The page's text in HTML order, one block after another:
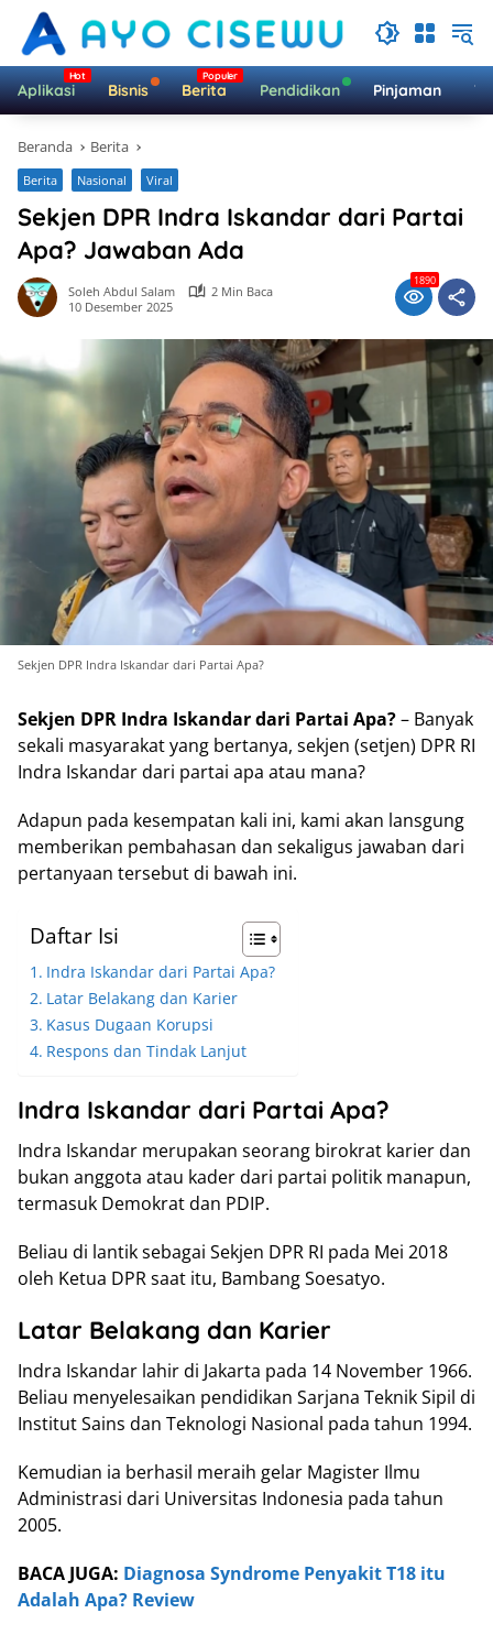
Langsung
konten
Aplikasi Bisnis Berita Pendidikan Pinjaman
Beranda Berita
Berita Nasional Viral
Sekjen DPR Indra Iskandar dari Partai
Apa? Jawaban Ada
Soleh Abdul Salam
2 Min Baca
10 Desember 2025
1890
Sekjen DPR Indra Iskandar dari Partai Apa?
Sekjen DPR Indra Iskandar dari Partai Apa?– Banyak
sekali masyarakat yang bertanya, sekjen (setjen) DPR RI
Indra Iskandar dari partai apa atau mana?
Adapun pada kesempatan kali ini, kami akan lansgung
memberikan pembahasan dan sekaligus jawaban dari
pertanyaan tersebut di bawah ini.
Daftar Isi
Indra Iskandar dari Partai Apa?
Latar Belakang dan Karier
Kasus Dugaan Korupsi
Respons dan Tindak Lanjut
Indra Iskandar dari Partai Apa?
Indra Iskandar merupakan seorang birokrat karier dan
bukan anggota atau kader dari partai politik manapun,
termasuk Demokrat dan PDIP.
Beliau di lantik sebagai Sekjen DPR RI pada Mei 2018
oleh Ketua DPR saat itu, Bambang Soesatyo.
Latar Belakang dan Karier
Indra Iskandar lahir di Jakarta pada 14 November 1966.
Beliau menyelesaikan pendidikan Sarjana Teknik Sipil di
Institut Sains dan Teknologi Nasional pada tahun 1994.
Kemudian ia berhasil meraih gelar Magister Ilmu
Administrasi dari Universitas Indonesia pada tahun
2005.
BACA JUGA: Diagnosa Syndrome Penyakit T18 itu
Adalah Apa? Review